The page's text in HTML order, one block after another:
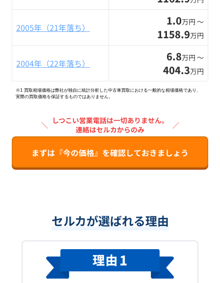
2005年（21年落ち） 1.0万円 〜
1158.9万円
2004年（22年落ち） 6.8万円 〜
404.3万円
※1 買取相場価格は弊社が独自に統計分析した中古車買取における一般的な相場価格であり、
実際の買取価格を保証するものではありません。
＼ しつこい営業電話は一切ありません。
連絡はセルカからのみ
／
まずは『今の価格』を確認しておきましょう
セルカが選ばれる理由